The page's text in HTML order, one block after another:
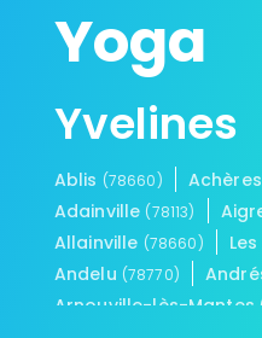
Yoga
Yvelines
Ablis (78660) Achères
Adainville (78113)
Allainville (78660)
Andelu (78770)
Arnouville-lès-Mantes